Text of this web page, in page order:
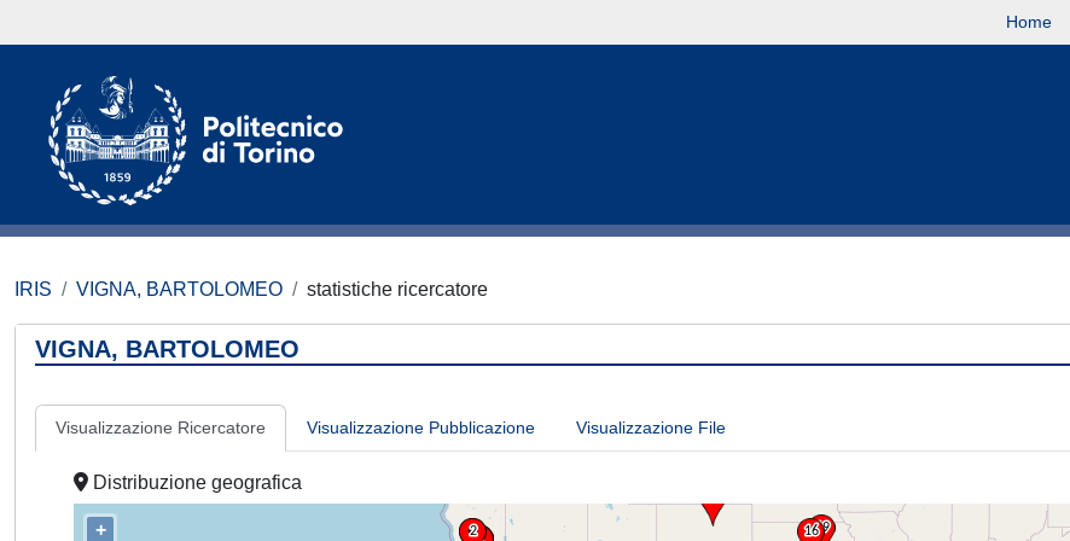
Home
IRIS VIGNA, BARTOLOMEO statistiche ricercatore
VIGNA, BARTOLOMEO
Visualizzazione Ricercatore Visualizzazione Pubblicazione Visualizzazione File
Distribuzione geografica
+